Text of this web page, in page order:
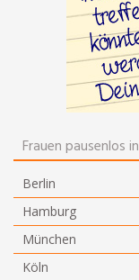
Frauen pausenlos in
Berlin
Hamburg
München
Köln